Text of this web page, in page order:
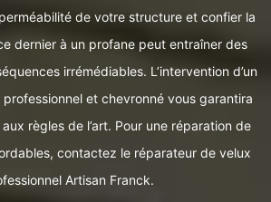
de votre structure et confier la
dernier à un profane peut entraîner des
irrémédiables. L’intervention d’un
et chevronné vous garantira
règles de l’art. Pour une réparation de
contactez le réparateur de velux
Artisan Franck.